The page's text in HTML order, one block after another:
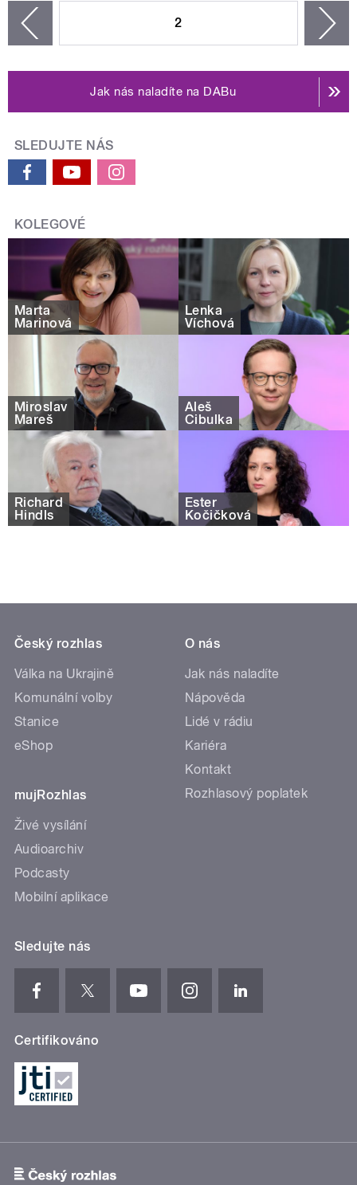
2
Jak nás naladíte na DABu
SLEDUJTE NÁS
KOLEGOVÉ
Marta
Marinová
Lenka
Víchová
Miroslav
Mareš
Aleš
Cibulka
Richard
Hindls
Ester
Kočičková
Český rozhlas
Válka na Ukrajině
Komunální volby
Stanice
eShop
mujRozhlas
Živé vysílání
Audioarchiv
Podcasty
Mobilní aplikace
O nás
Jak nás naladíte
Nápověda
Lidé v rádiu
Kariéra
Kontakt
Rozhlasový poplatek
Sledujte nás
Certifikováno